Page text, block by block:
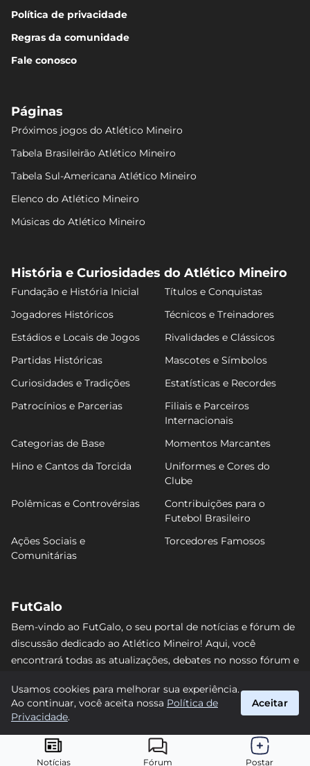
Notícias Fórum Postar
Política de privacidade
Regras da comunidade
Fale conosco
Páginas
Próximos jogos do Atlético Mineiro
Tabela Brasileirão Atlético Mineiro
Tabela Sul-Americana Atlético Mineiro
Elenco do Atlético Mineiro
Músicas do Atlético Mineiro
História e Curiosidades do Atlético Mineiro
Fundação e História Inicial
Títulos e Conquistas
Jogadores Históricos
Técnicos e Treinadores
Estádios e Locais de Jogos
Rivalidades e Clássicos
Partidas Históricas
Mascotes e Símbolos
Curiosidades e Tradições
Estatísticas e Recordes
Patrocínios e Parcerias
Filiais e Parceiros
Internacionais
Categorias de Base
Momentos Marcantes
Hino e Cantos da Torcida
Uniformes e Cores do
Clube
Polêmicas e Controvérsias
Contribuições para o
Futebol Brasileiro
Ações Sociais e
Comunitárias
Torcedores Famosos
FutGalo
Bem-vindo ao FutGalo, o seu portal de notícias e fórum de
discussão dedicado ao Atlético Mineiro! Aqui, você
encontrará todas as atualizações, debates no nosso fórum e
e junte-se à comunidade alvinegra mais vibrante da
internet! #AtléticoMineiro #FutGalo
© 2026 FutGalo. Todos os direitos reservados.
Usamos cookies para melhorar sua experiência.
Ao continuar, você aceita nossa Política de
Privacidade.
Aceitar